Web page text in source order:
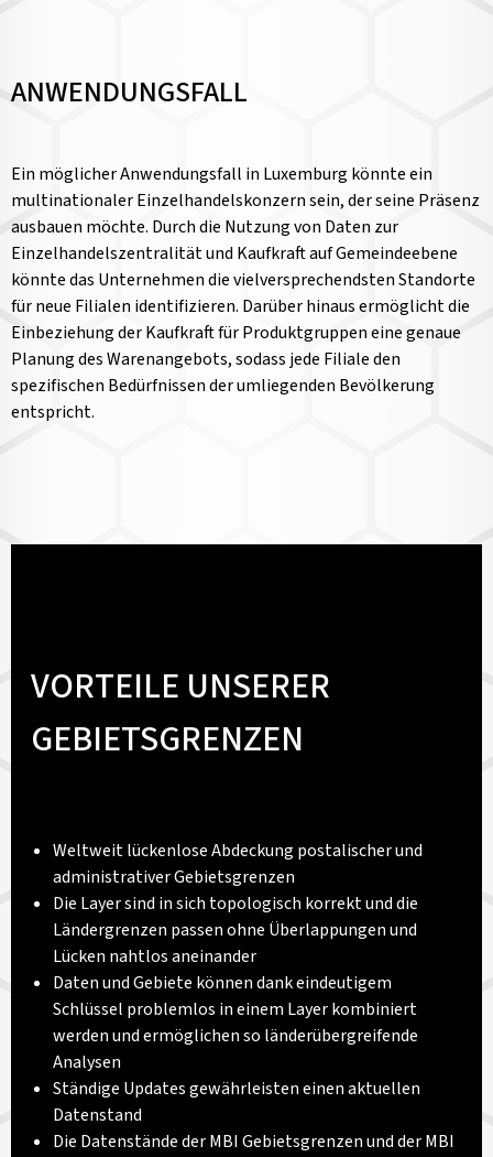
ANWENDUNGSFALL
Ein möglicher Anwendungsfall in Luxemburg könnte ein
multinationaler Einzelhandelskonzern sein, der seine Präsenz
ausbauen möchte. Durch die Nutzung von Daten zur
Einzelhandelszentralität und Kaufkraft auf Gemeindeebene
könnte das Unternehmen die vielversprechendsten Standorte
für neue Filialen identifizieren. Darüber hinaus ermöglicht die
Einbeziehung der Kaufkraft für Produktgruppen eine genaue
Planung des Warenangebots, sodass jede Filiale den
spezifischen Bedürfnissen der umliegenden Bevölkerung
entspricht.
VORTEILE UNSERER
GEBIETSGRENZEN
Weltweit lückenlose Abdeckung postalischer und
administrativer Gebietsgrenzen
Die Layer sind in sich topologisch korrekt und die
Ländergrenzen passen ohne Überlappungen und
Lücken nahtlos aneinander
Daten und Gebiete können dank eindeutigem
Schlüssel problemlos in einem Layer kombiniert
werden und ermöglichen so länderübergreifende
Analysen
Ständige Updates gewährleisten einen aktuellen
Datenstand
Die Datenstände der MBI Gebietsgrenzen und der MBI